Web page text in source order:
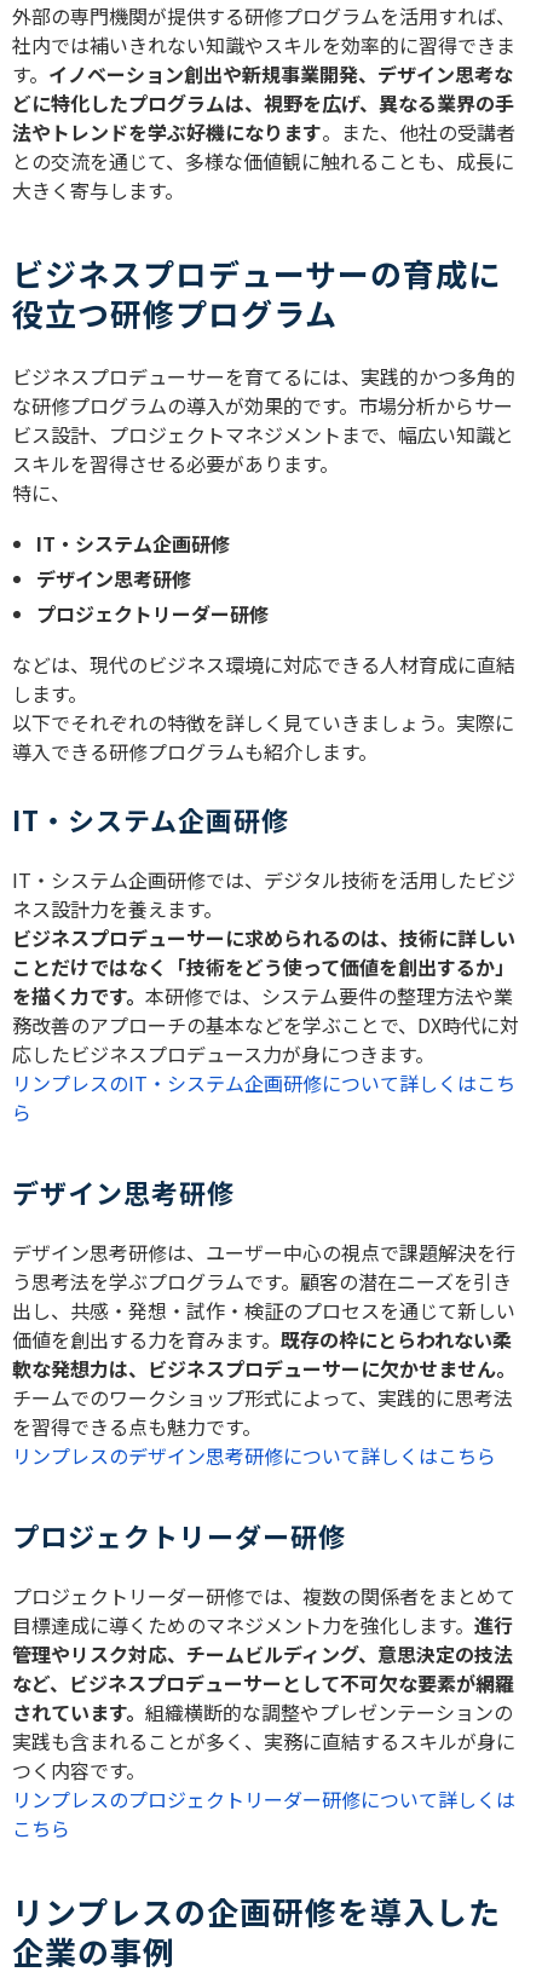
外部の専門機関が提供する研修プログラムを活用すれば、
社内では補いきれない知識やスキルを効率的に習得できま
す。 イノベーション創出や新規事業開発、デザイン思考な
どに特化したプログラムは、視野を広げ、異なる業界の手
法やトレンドを学ぶ好機になります。また、他社の受講者
との交流を通じて、多様な価値観に触れることも、成長に
大きく寄与します。
ビジネスプロデューサーの育成に
役立つ研修プログラム
ビジネスプロデューサーを育てるには、実践的かつ多角的
な研修プログラムの導入が効果的です。市場分析からサー
ビス設計、プロジェクトマネジメントまで、幅広い知識と
スキルを習得させる必要があります。
特に、
IT・システム企画研修
デザイン思考研修
プロジェクトリーダー研修
などは、現代のビジネス環境に対応できる人材育成に直結
します。
以下でそれぞれの特徴を詳しく見ていきましょう。実際に
導入できる研修プログラムも紹介します。
IT・システム企画研修
IT・システム企画研修では、デジタル技術を活用したビジ
ネス設計力を養えます。
ビジネスプロデューサーに求められるのは、技術に詳しい
ことだけではなく「技術をどう使って価値を創出するか」
を描く力です。 本研修では、システム要件の整理方法や業
務改善のアプローチの基本などを学ぶことで、DX時代に対
応したビジネスプロデュース力が身につきます。
リンプレスのIT・システム企画研修について詳しくはこち
ら
デザイン思考研修
デザイン思考研修は、ユーザー中心の視点で課題解決を行
う思考法を学ぶプログラムです。顧客の潜在ニーズを引き
出し、共感・発想・試作・検証のプロセスを通じて新しい
価値を創出する力を育みます。 既存の枠にとらわれない柔
軟な発想力は、ビジネスプロデューサーに欠かせません。
チームでのワークショップ形式によって、実践的に思考法
を習得できる点も魅力です。
リンプレスのデザイン思考研修について詳しくはこちら
プロジェクトリーダー研修
プロジェクトリーダー研修では、複数の関係者をまとめて
目標達成に導くためのマネジメント力を強化します。 進行
管理やリスク対応、チームビルディング、意思決定の技法
など、ビジネスプロデューサーとして不可欠な要素が網羅
されています。 組織横断的な調整やプレゼンテーションの
実践も含まれることが多く、実務に直結するスキルが身に
つく内容です。
リンプレスのプロジェクトリーダー研修について詳しくは
こちら
リンプレスの企画研修を導入した
企業の事例